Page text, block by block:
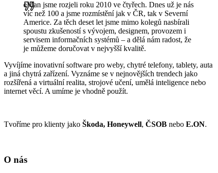
eMan jsme rozjeli roku 2010 ve čtyřech. Dnes už je nás
víc než 100 a jsme rozmístění jak v ČR, tak v Severní
Americe. Za těch deset let jsme mimo kolegů nasbírali
spoustu zkušeností s vývojem, designem, provozem i
servisem informačních systémů – a dělá nám radost, že
je můžeme doručovat v nejvyšší kvalitě.
Vyvíjíme inovativní software pro weby, chytré telefony, tablety, auta
a jiná chytrá zařízení. Vyznáme se v nejnovějších trendech jako
rozšířená a virtuální realita, strojové učení, umělá inteligence nebo
internet věcí. A umíme je vhodně použít.
Tvoříme pro klienty jako Škoda, Honeywell, ČSOB nebo E.ON.
O nás